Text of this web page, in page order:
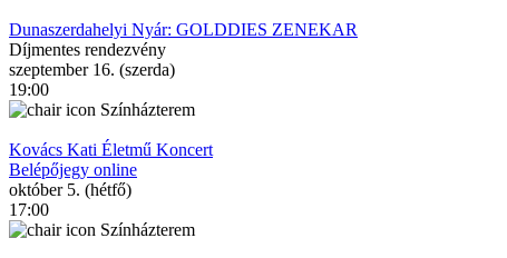
Dunaszerdahelyi Nyár: GOLDDIES ZENEKAR
Díjmentes rendezvény
szeptember 16. (szerda)
19:00
Színházterem
Kovács Kati Életmű Koncert
Belépőjegy online
október 5. (hétfő)
17:00
Színházterem